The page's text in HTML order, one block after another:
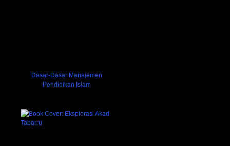
Dasar-Dasar Manajemen
Pendidikan Islam